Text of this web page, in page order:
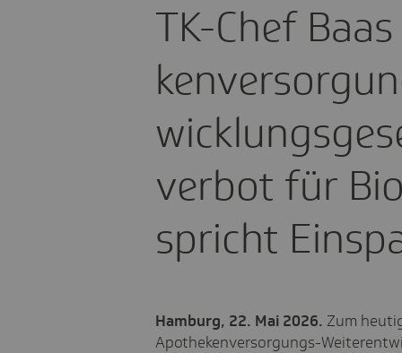
TK-Chef
verbot für
spricht
Hamburg, 22. Mai 2026. Zum
Apothekenversorgungs-